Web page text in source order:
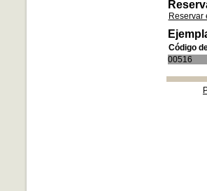
Reservar
Código
00516